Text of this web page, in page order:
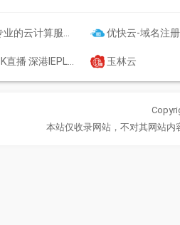
云计算服务及云解决方案提供商_益华云 优快云-域名注册,云服务器,商标注册等互联网基础业务服务商 - 优
播 深港IEPL专线流量转发 玉林云
本站仅收录网站，不对其网站内